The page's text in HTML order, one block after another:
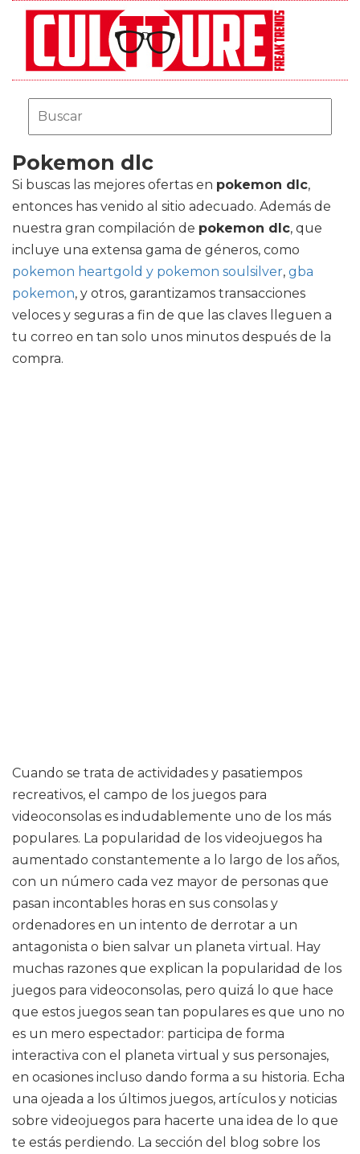
Pokemon dlc
Si buscas las mejores ofertas en pokemon dlc,
entonces has venido al sitio adecuado. Además de
nuestra gran compilación de pokemon dlc, que
incluye una extensa gama de géneros, como
pokemon heartgold y pokemon soulsilver, gba
pokemon, y otros, garantizamos transacciones
veloces y seguras a fin de que las claves lleguen a
tu correo en tan solo unos minutos después de la
compra.
Cuando se trata de actividades y pasatiempos
recreativos, el campo de los juegos para
videoconsolas es indudablemente uno de los más
populares. La popularidad de los videojuegos ha
aumentado constantemente a lo largo de los años,
con un número cada vez mayor de personas que
pasan incontables horas en sus consolas y
ordenadores en un intento de derrotar a un
antagonista o bien salvar un planeta virtual. Hay
muchas razones que explican la popularidad de los
juegos para videoconsolas, pero quizá lo que hace
que estos juegos sean tan populares es que uno no
es un mero espectador: participa de forma
interactiva con el planeta virtual y sus personajes,
en ocasiones incluso dando forma a su historia. Echa
una ojeada a los últimos juegos, artículos y noticias
sobre videojuegos para hacerte una idea de lo que
te estás perdiendo. La sección del blog sobre los